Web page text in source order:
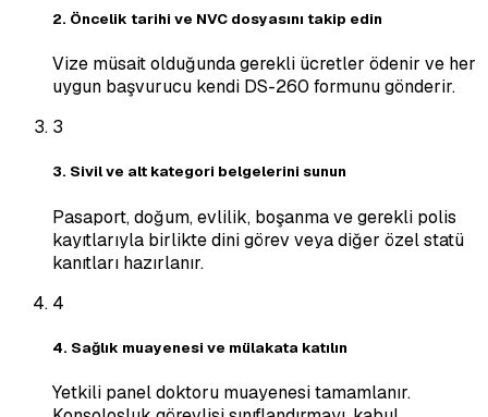
2. Öncelik tarihi ve NVC dosyasını takip edin
Vize müsait olduğunda gerekli ücretler ödenir ve her
uygun başvurucu kendi DS-260 formunu gönderir.
3
3. Sivil ve alt kategori belgelerini sunun
Pasaport, doğum, evlilik, boşanma ve gerekli polis
kayıtlarıyla birlikte dini görev veya diğer özel statü
kanıtları hazırlanır.
4
4. Sağlık muayenesi ve mülakata katılın
Yetkili panel doktoru muayenesi tamamlanır.